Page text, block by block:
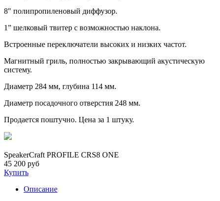
8" полипропиленовый диффузор.
1” шелковый твитер с возможностью наклона.
Встроенные переключатели высоких и низких частот.
Магнитный гриль, полностью закрывающий акустическую
систему.
Диаметр 284 мм, глубина 114 мм.
Диаметр посадочного отверстия 248 мм.
Продается поштучно. Цена за 1 штуку.
SpeakerCraft PROFILE CRS8 ONE
45 200 руб
Купить
Описание